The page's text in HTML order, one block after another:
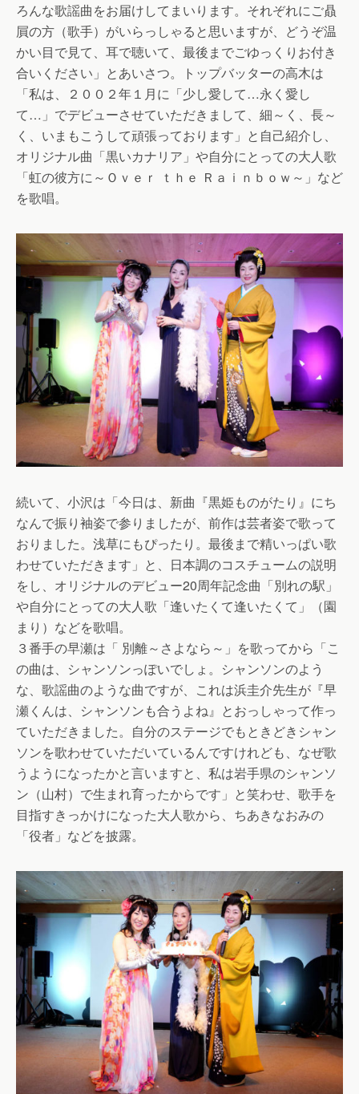
ろんな歌謡曲をお届けしてまいります。それぞれにご贔
屓の方（歌手）がいらっしゃると思いますが、どうぞ温
かい目で見て、耳で聴いて、最後までごゆっくりお付き
合いください」とあいさつ。トップバッターの高木は
「私は、２００２年１月に「少し愛して…永く愛し
て…」でデビューさせていただきまして、細～く、長～
く、いまもこうして頑張っております」と自己紹介し、
オリジナル曲「黒いカナリア」や自分にとっての大人歌
「虹の彼方に～Ｏｖｅｒ ｔｈｅ Ｒａｉｎｂｏｗ～」など
を歌唱。
続いて、小沢は「今日は、新曲『黒姫ものがたり』にち
なんで振り袖姿で参りましたが、前作は芸者姿で歌って
おりました。浅草にもぴったり。最後まで精いっぱい歌
わせていただきます」と、日本調のコスチュームの説明
をし、オリジナルのデビュー20周年記念曲「別れの駅」
や自分にとっての大人歌「逢いたくて逢いたくて」（園
まり）などを歌唱。
３番手の早瀬は「 別離～さよなら～」を歌ってから「こ
の曲は、シャンソンっぽいでしょ。シャンソンのよう
な、歌謡曲のような曲ですが、これは浜圭介先生が『早
瀬くんは、シャンソンも合うよね』とおっしゃって作っ
ていただきました。自分のステージでもときどきシャン
ソンを歌わせていただいているんですけれども、なぜ歌
うようになったかと言いますと、私は岩手県のシャンソ
ン（山村）で生まれ育ったからです」と笑わせ、歌手を
目指すきっかけになった大人歌から、ちあきなおみの
「役者」などを披露。